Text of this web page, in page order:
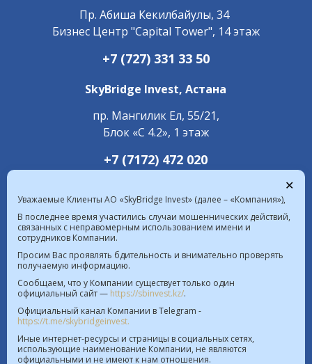
Пр. ​Абиша Кекилбайулы, 34
Бизнес Центр "Capital Tower", 14 этаж
+7 (727) 331 33 50
SkyBridge Invest,Астана
пр. Мангилик Ел, 55/21,
Блок «С 4.2», 1 этаж
+7 (7172) 472 020
Курс валют в РК на 07.08.2026  |  $ 467.48 KZT
€ 539.52 KZT
Политика Информационной безопасности
Лицензия на осуществление деятельности на рынке
ценных бумаг №4.2.192/113 от 20.07.2016
Лицензия на осуществление деятельности на
✕
Уважаемые Клиенты АО «SkyBridge Invest» (далее – «Компания»),
В последнее время участились случаи мошеннических действий,
связанных с неправомерным использованием имени и
сотрудников Компании.
Просим Вас проявлять бдительность и внимательно проверять
получаемую информацию.
Сообщаем, что у Компании существует только один
официальный сайт — https://sbinvest.kz/.
Официальный канал Компании в Telegram -
https://t.me/skybridgeinvest.
Иные интернет-ресурсы и страницы в социальных сетях,
использующие наименование Компании, не являются
официальными и не имеют к нам отношения.